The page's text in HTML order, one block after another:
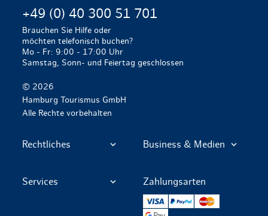
+49 (0) 40 300 51 701
Brauchen Sie Hilfe oder
möchten telefonisch buchen?
Mo - Fr: 9:00 - 17:00 Uhr
Samstag, Sonn- und Feiertag geschlossen
© 2026
Hamburg Tourismus GmbH
Alle Rechte vorbehalten
Rechtliches Business & Medien
Services Zahlungsarten
PayPal